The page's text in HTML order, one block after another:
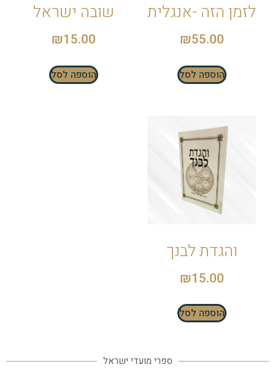
לזמן הזה -אנגלית
₪55.00
הוספה לסל
שובה ישראל
₪15.00
הוספה לסל
והגדת לבנך
₪15.00
הוספה לסל
ספרי מועדי ישראל